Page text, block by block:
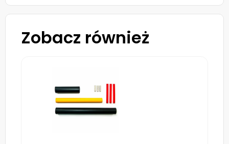
Zobacz również